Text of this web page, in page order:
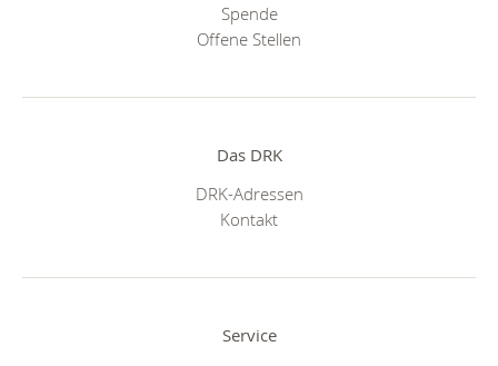
Spende
Offene Stellen
Das DRK
DRK-Adressen
Kontakt
Service